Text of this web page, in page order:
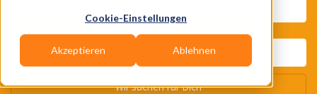
Cookie-Einstellungen
Akzeptieren Ablehnen
Wir suchen für Dich